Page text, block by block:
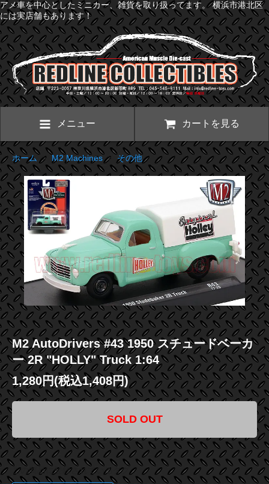
アメ車を中心としたミニカー、雑貨を取り扱ってます。 横浜市港北区
には実店舗もあります！
メニュー カートを見る
ホーム>M2 Machines>その他
M2 AutoDrivers #43 1950 スチュードベーカ
ー 2R "HOLLY" Truck 1:64
1,280円(税込1,408円)
SOLD OUT
この商品に登録されているタグ